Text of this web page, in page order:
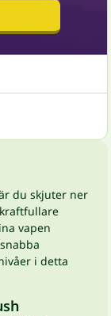
du skjuter ner
vapen
i detta